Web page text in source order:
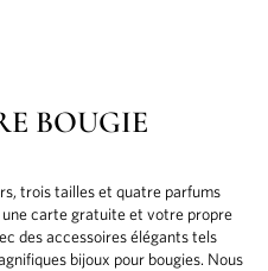
BOUGIE
trois tailles et quatre parfums
une carte gratuite et votre propre
des accessoires élégants tels
bijoux pour bougies. Nous